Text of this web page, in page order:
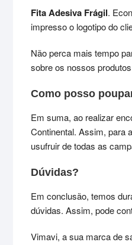
Fita Adesiva Frágil.
impresso o logotipo do
Não perca mais tempo
sobre os nossos
Como posso
Em suma, ao realizar
Continental. Assim, para
usufruir de todas as
Dúvidas?
Em conclusão, temos
dúvidas. Assim, pode
Vimavi, a sua marca de